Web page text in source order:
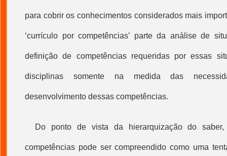
para cobrir os conhecimentos considerados mais
‘currículo por competências’ parte da análise de
definição de competências requeridas por essas
disciplinas somente na medida das
desenvolvimento dessas competências.
Do ponto de vista da hierarquização do
competências pode ser compreendido como uma